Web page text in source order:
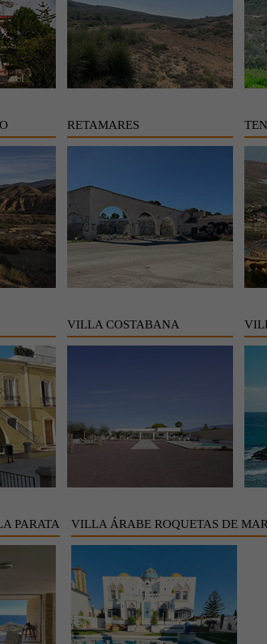
RETAMARES
VILLA COSTABANA
PARATA VILLA ÁRABE ROQUETAS DE MAR